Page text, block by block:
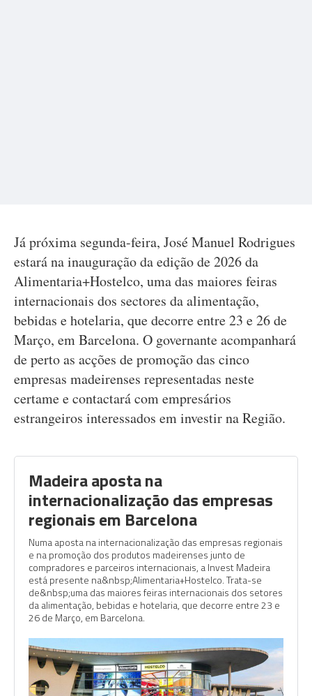
Já próxima segunda-feira, José Manuel Rodrigues
estará na inauguração da edição de 2026 da
Alimentaria+Hostelco, uma das maiores feiras
internacionais dos sectores da alimentação,
bebidas e hotelaria, que decorre entre 23 e 26 de
Março, em Barcelona. O governante acompanhará
de perto as acções de promoção das cinco
empresas madeirenses representadas neste
certame e contactará com empresários
estrangeiros interessados em investir na Região.
Madeira aposta na
internacionalização das empresas
regionais em Barcelona
Numa aposta na internacionalização das empresas regionais
e na promoção dos produtos madeirenses junto de
compradores e parceiros internacionais, a Invest Madeira
está presente na&nbsp;Alimentaria+Hostelco. Trata-se
de&nbsp;uma das maiores feiras internacionais dos setores
da alimentação, bebidas e hotelaria, que decorre entre 23 e
26 de Março, em Barcelona.